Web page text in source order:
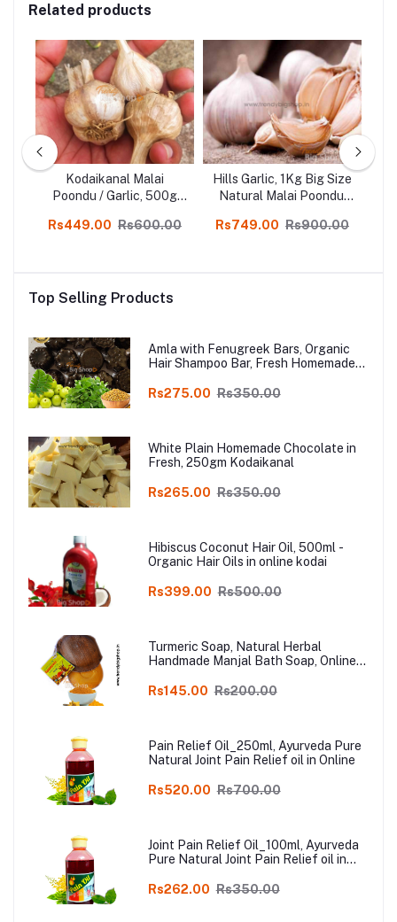
Related products
Kodaikanal Malai
Poondu / Garlic, 500g
Natural Malai Poondu,
Rs449.00 Rs600.00
Hills Garlic, 1Kg Big Size
Natural Malai Poondu,
Online
Rs749.00 Rs900.00
Top Selling Products
Amla with Fenugreek Bars, Organic
Hair Shampoo Bar, Fresh Homemade
Natural Herbal Handmade Soap
Rs275.00 Rs350.00
White Plain Homemade Chocolate in
Fresh, 250gm Kodaikanal
Rs265.00 Rs350.00
Hibiscus Coconut Hair Oil, 500ml -
Organic Hair Oils in online kodai
Rs399.00 Rs500.00
Turmeric Soap, Natural Herbal
Handmade Manjal Bath Soap, Online
Rs145.00 Rs200.00
Pain Relief Oil_250ml, Ayurveda Pure
Natural Joint Pain Relief oil in Online
Rs520.00 Rs700.00
Joint Pain Relief Oil_100ml, Ayurveda
Pure Natural Joint Pain Relief oil in
Rs262.00 Rs350.00